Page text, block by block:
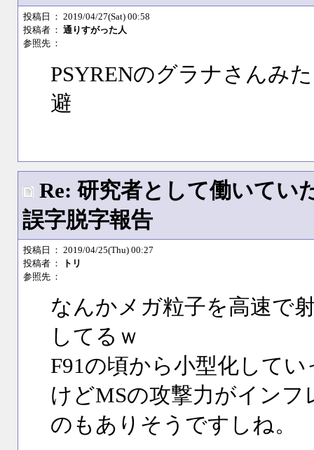
投稿日
： 2019/04/27(Sat) 00:58
投稿者 ：通りすがった人
参照先 ：
PSYRENのグラナさんみ
避
Re: 研究者として働いて
誤字脱字報告
投稿日
： 2019/04/25(Thu) 00:27
投稿者 ：
トリ
参照先 ：
なんかメガ粒子を高速で
してるｗ
F91の頃から小型化して
けどMSの攻撃力がイン
のもありそうですしね。